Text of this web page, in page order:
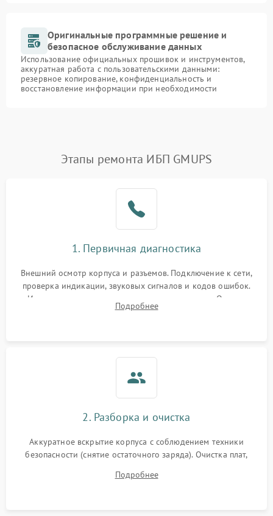
Оригинальные программные решение и
безопасное обслуживание данных
Использование официальных прошивок и инструментов,
аккуратная работа с пользовательскими данными:
резервное копирование, конфиденциальность и
восстановление информации при необходимости
Этапы ремонта ИБП GMUPS
1. Первичная диагностика
Внешний осмотр корпуса и разъемов. Подключение к сети,
проверка индикации, звуковых сигналов и кодов ошибок.
Измерение входного и выходного напряжения. Оценка
реакции ИБП на отключение основного питания без
Подробнее
2. Разборка и очистка
Аккуратное вскрытие корпуса с соблюдением техники
безопасности (снятие остаточного заряда). Очистка плат,
и кистей для предотвращения перегрева и замыканий.
Подробнее